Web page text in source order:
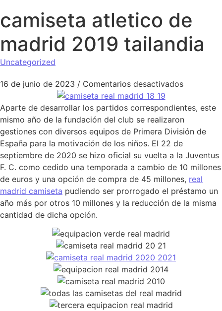
camiseta atletico de
madrid 2019 tailandia
Uncategorized
16 de junio de 2023 / Comentarios desactivadosen
Aparte de desarrollar los partidos correspondientes, este
mismo año de la fundación del club se realizaron
gestiones con diversos equipos de Primera División de
España para la motivación de los niños. El 22 de
septiembre de 2020 se hizo oficial su vuelta a la Juventus
F. C. como cedido una temporada a cambio de 10 millones
de euros y una opción de compra de 45 millones, real
madrid camiseta pudiendo ser prorrogado el préstamo un
año más por otros 10 millones y la reducción de la misma
cantidad de dicha opción.